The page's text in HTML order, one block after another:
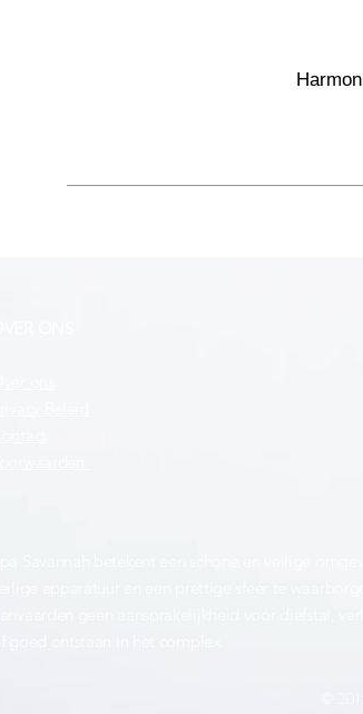
Spa Savannah betekent een schone en veilige
aanvaarden geen aansprakelijkheid voor diefstal,